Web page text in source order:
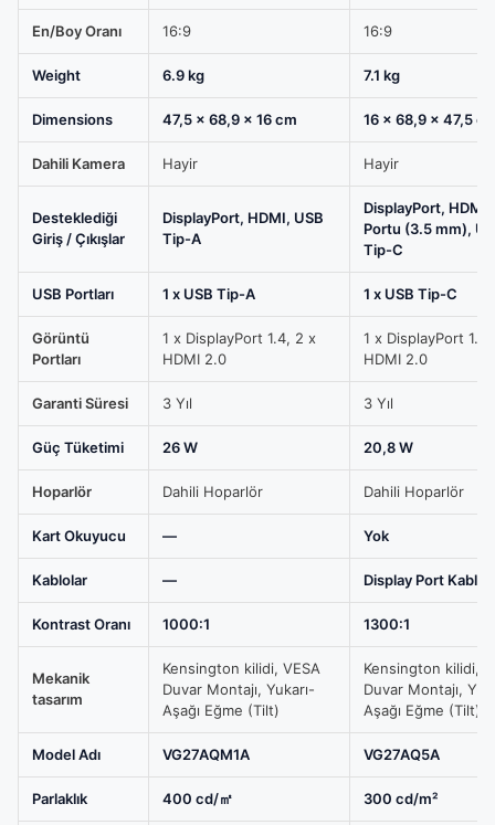
En/Boy Oranı 16:9 16:9
Weight 6.9 kg 7.1 kg
Dimensions 47,5 × 68,9 × 16 cm 16 × 68,9 × 47,5
Dahili Kamera Hayir Hayir
Desteklediği
Giriş / Çıkışlar
DisplayPort, HDMI, USB
Tip-A
DisplayPort, HDMI,
Portu (3.5 mm),
Tip-C
USB Portları 1 x USB Tip-A 1 x USB Tip-C
Görüntü
Portları
1 x DisplayPort 1.4, 2 x
HDMI 2.0
1 x DisplayPort
HDMI 2.0
Garanti Süresi 3 Yıl 3 Yıl
Güç Tüketimi 26 W 20,8 W
Hoparlör Dahili Hoparlör Dahili Hoparlör
Kart Okuyucu — Yok
Kablolar — Display Port Kablo
Kontrast Oranı 1000:1 1300:1
Mekanik
tasarım
Kensington kilidi, VESA
Duvar Montajı, Yukarı-
Aşağı Eğme (Tilt)
Kensington kilidi,
Duvar Montajı,
Aşağı Eğme (Tilt)
Model Adı VG27AQM1A VG27AQ5A
Parlaklık 400 cd/㎡ 300 cd/m²